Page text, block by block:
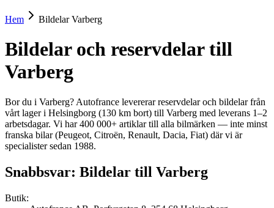
Hem BildelarVarberg
Bildelar och reservdelar till
Varberg
Bor du i Varberg? Autofrance levererar reservdelar och bildelar från
vårt lager i Helsingborg (130 km bort) till Varberg med leverans 1–2
arbetsdagar. Vi har 400 000+ artiklar till alla bilmärken — inte minst
franska bilar (Peugeot, Citroën, Renault, Dacia, Fiat) där vi är
specialister sedan 1988.
Snabbsvar: Bildelar till Varberg
Butik: